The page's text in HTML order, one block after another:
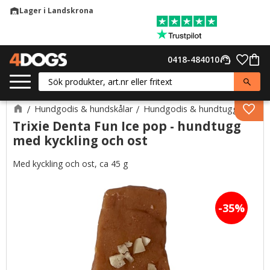
warehouseLager i Landskrona
support_agent
0418-484010
Hundgodis & hundskålar Hundgodis & hundtugg
Trixie Denta Fun Ice pop - hundtugg
med kyckling och ost
Med kyckling och ost, ca 45 g
35%